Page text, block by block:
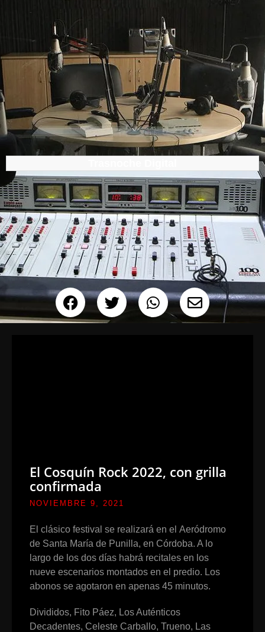
El Cosquín Rock 2022, con grilla
confirmada
NOVIEMBRE 9, 2021
El clásico festival se realizará en el Aeródromo
de Santa María de Punilla, en Córdoba. A lo
largo de los dos días habrá recitales en los
nueve escenarios montados en el predio. Los
abonos se agotaron en apenas 45 minutos.
Divididos, Fito Páez, Los Auténticos
Decadentes, Celeste Carballo, Trueno, Las